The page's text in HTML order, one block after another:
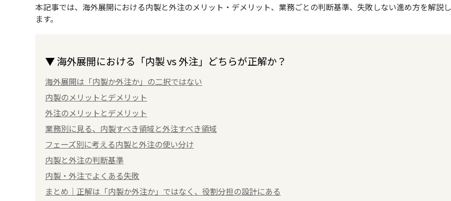
本記事では、海外展開における内製と外注のメリット・デメリット、業務ごとの判断基準、失敗しない進め方を解説し
ます。
▼ 海外展開における「内製 vs 外注」どちらが正解か？
海外展開は「内製か外注か」の二択ではない
内製のメリットとデメリット
外注のメリットとデメリット
業務別に見る、内製すべき領域と外注すべき領域
フェーズ別に考える内製と外注の使い分け
内製と外注の判断基準
内製・外注でよくある失敗
まとめ｜正解は「内製か外注か」ではなく、役割分担の設計にある